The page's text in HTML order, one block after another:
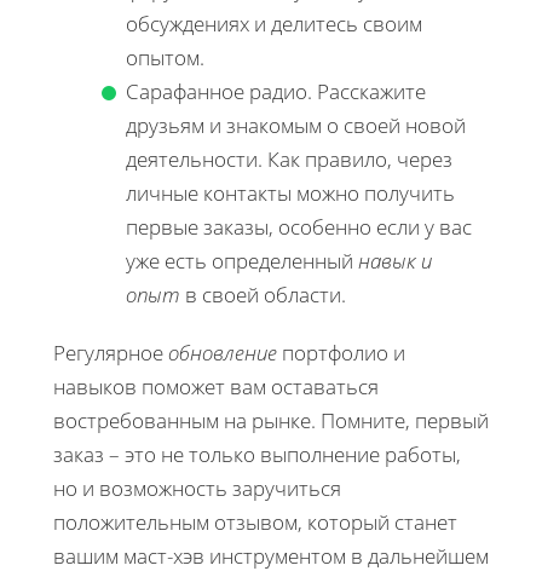
обсуждениях и делитесь своим
опытом.
Сарафанное радио. Расскажите
друзьям и знакомым о своей новой
деятельности. Как правило, через
личные контакты можно получить
первые заказы, особенно если у вас
уже есть определенный навык и
опыт в своей области.
Регулярноеобновление портфолио и
навыков поможет вам оставаться
востребованным на рынке. Помните, первый
заказ – это не только выполнение работы,
но и возможность заручиться
положительным отзывом, который станет
вашим маст-хэв инструментом в дальнейшем